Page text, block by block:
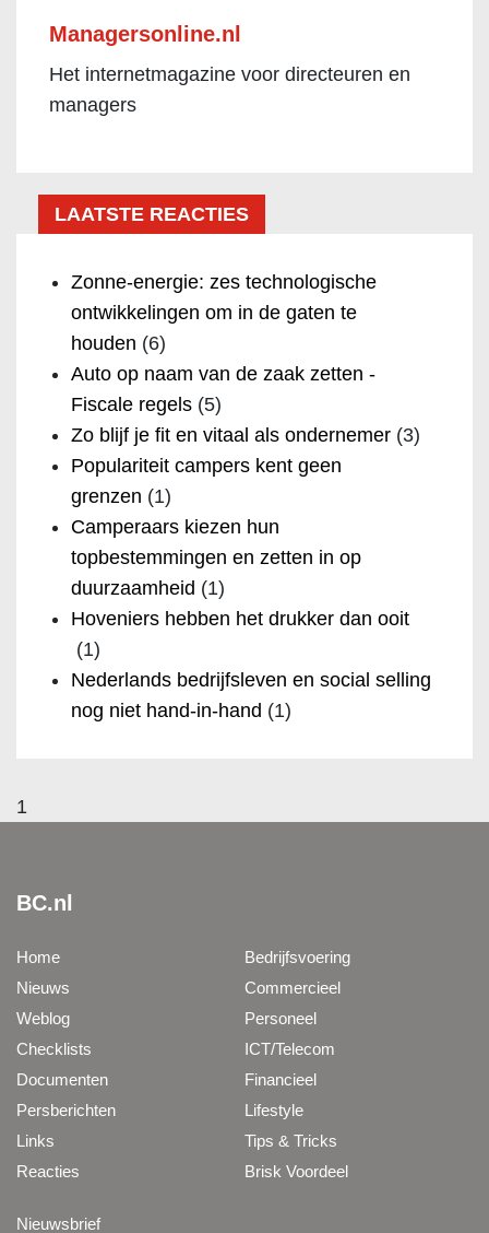
Managersonline.nl
Het internetmagazine voor directeuren en
managers
LAATSTE REACTIES
Zonne-energie: zes technologische
ontwikkelingen om in de gaten te
houden (6)
Auto op naam van de zaak zetten -
Fiscale regels (5)
Zo blijf je fit en vitaal als ondernemer (3)
Populariteit campers kent geen
grenzen (1)
Camperaars kiezen hun
topbestemmingen en zetten in op
duurzaamheid (1)
Hoveniers hebben het drukker dan ooit
(1)
Nederlands bedrijfsleven en social selling
nog niet hand-in-hand (1)
1
BC.nl
Home
Nieuws
Weblog
Checklists
Documenten
Persberichten
Links
Reacties
Bedrijfsvoering
Commercieel
Personeel
ICT/Telecom
Financieel
Lifestyle
Tips & Tricks
Brisk Voordeel
Nieuwsbrief